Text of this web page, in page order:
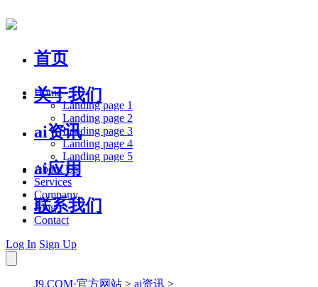
首页
关于我们
ai资讯
ai应用
联系我们
Home
Landing page 1
Landing page 2
Landing page 3
Landing page 4
Landing page 5
About Us
Services
Company
Blog
Contact
Log In Sign Up
J9.COM·官方网站 > ai资讯 >